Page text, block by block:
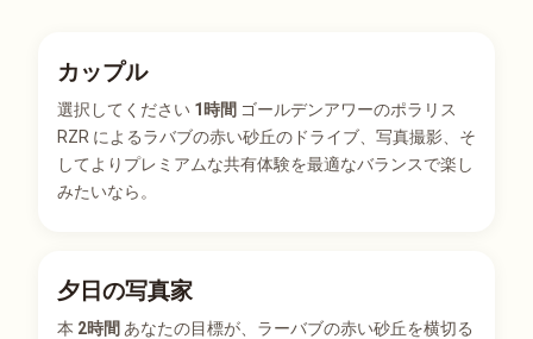
カップル
選択してください 1時間 ゴールデンアワーのポラリス
RZR によるラバブの赤い砂丘のドライブ、写真撮影、そ
してよりプレミアムな共有体験を最適なバランスで楽し
みたいなら。
夕日の写真家
本 2時間 あなたの目標が、ラーバブの赤い砂丘を横切る